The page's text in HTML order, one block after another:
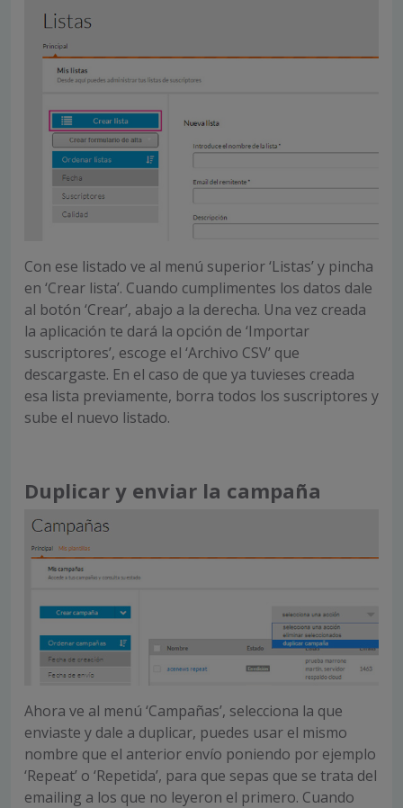
Con ese listado ve al menú superior ‘Listas’ y pincha
en ‘Crear lista’. Cuando cumplimentes los datos dale
al botón ‘Crear’, abajo a la derecha. Una vez creada
la aplicación te dará la opción de ‘Importar
suscriptores’, escoge el ‘Archivo CSV’ que
descargaste. En el caso de que ya tuvieses creada
esa lista previamente, borra todos los suscriptores y
sube el nuevo listado.
Duplicar y enviar la campaña
Ahora ve al menú ‘Campañas’, selecciona la que
enviaste y dale a duplicar, puedes usar el mismo
nombre que el anterior envío poniendo por ejemplo
‘Repeat’ o ‘Repetida’, para que sepas que se trata del
emailing a los que no leyeron el primero. Cuando